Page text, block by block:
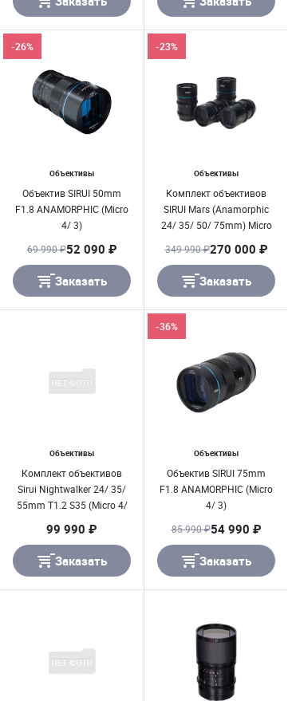
Объективы
Объектив SIRUI 50mm
F1.8 ANAMORPHIC (Micro
4/ 3)
-26%
69 990 ₽52 090 ₽
Заказать
Объективы
Комплект объективов
SIRUI Mars (Anamorphic
24/ 35/ 50/ 75mm) Micro
-23%
349 990 ₽270 000 ₽
Заказать
Объективы
Комплект объективов
Sirui Nightwalker 24/ 35/
55mm T1.2 S35 (Micro 4/
99 990 ₽
Заказать
Объективы
Объектив SIRUI 75mm
F1.8 ANAMORPHIC (Micro
4/ 3)
-36%
85 990 ₽54 990 ₽
Заказать